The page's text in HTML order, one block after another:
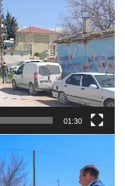
01:30